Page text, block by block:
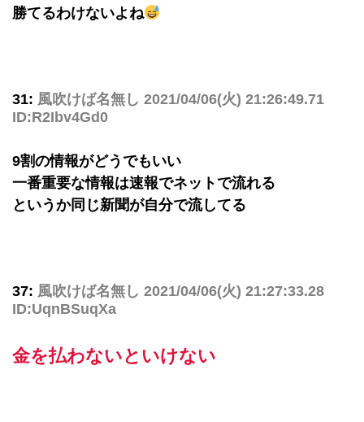
勝てるわけないよね
31: 風吹けば名無し 2021/04/06(火) 21:26:49.71
ID:R2Ibv4Gd0
9割の情報がどうでもいい
一番重要な情報は速報でネットで流れる
というか同じ新聞が自分で流してる
37: 風吹けば名無し 2021/04/06(火) 21:27:33.28
ID:UqnBSuqXa
金を払わないといけない